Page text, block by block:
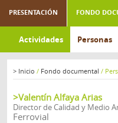
PRESENTACIÓN FONDO
Actividades Personas
> Inicio / Fondo documental /
>Valentín Alfaya Arias
Director de Calidad y Medio
Ferrovial